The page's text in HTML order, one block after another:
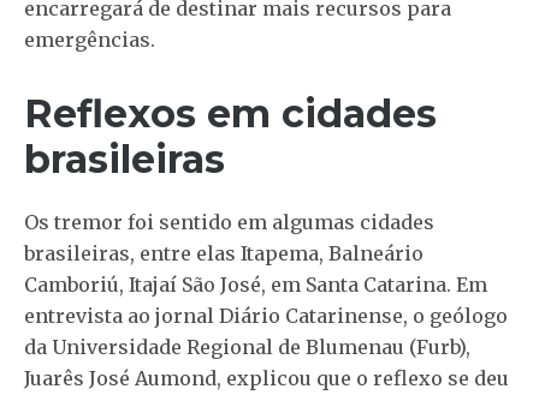
encarregará de destinar mais recursos para
emergências.
Reflexos em cidades
brasileiras
Os tremor foi sentido em algumas cidades
brasileiras, entre elas Itapema, Balneário
Camboriú, Itajaí São José, em Santa Catarina. Em
entrevista ao jornal Diário Catarinense, o geólogo
da Universidade Regional de Blumenau (Furb),
Juarês José Aumond, explicou que o reflexo se deu